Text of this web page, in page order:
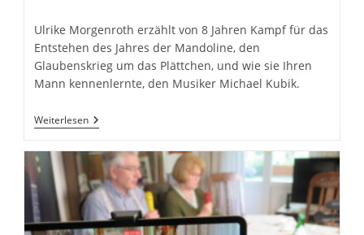
Ulrike Morgenroth erzählt von 8 Jahren Kampf für das
Entstehen des Jahres der Mandoline, den
Glaubenskrieg um das Plättchen, und wie sie Ihren
Mann kennenlernte, den Musiker Michael Kubik.
WeiterlesenMenschen
&
Ulrike
Morgenroth.
Mandolinistin
Und
Organisatorin.
Berlin